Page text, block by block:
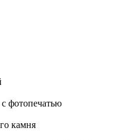
фотопечатью
камня